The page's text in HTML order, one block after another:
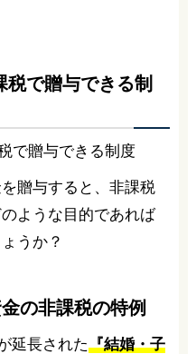
で贈与できる制
贈与すると、非課税
ような目的であれば
うか？
の非課税の特例
延長された『結婚・子